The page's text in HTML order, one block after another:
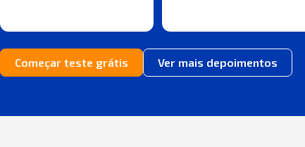
Começar teste grátis Ver mais depoimentos